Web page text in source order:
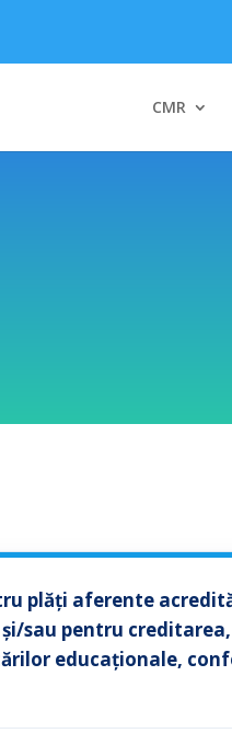
CMR
plăți aferente
sau pentru
educaționale,